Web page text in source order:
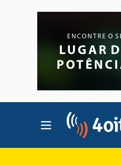
Abrir menu principal